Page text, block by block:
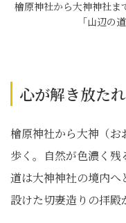
檜原神社から大神神社ま
「山辺の
心が解き放た
檜原神社から大神（
歩く。自然が色濃く残
道は大神神社の境内へ
設けた切妻造りの拝殿